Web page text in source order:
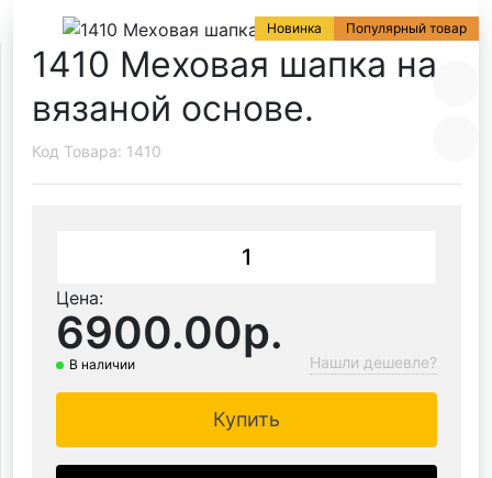
Быстрый заказ
Новинка Популярный товар
1410 Меховая шапка на
вязаной основе.
Код Товара: 1410
Цена:
6900.00р.
В наличии Нашли дешевле?
Купить